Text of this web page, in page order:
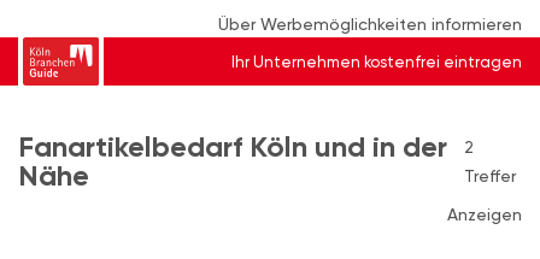
Über Werbemöglichkeiten informieren
Ihr Unternehmen kostenfrei eintragen
Fanartikelbedarf Köln und in der
Nähe
2
Treffer
Anzeigen